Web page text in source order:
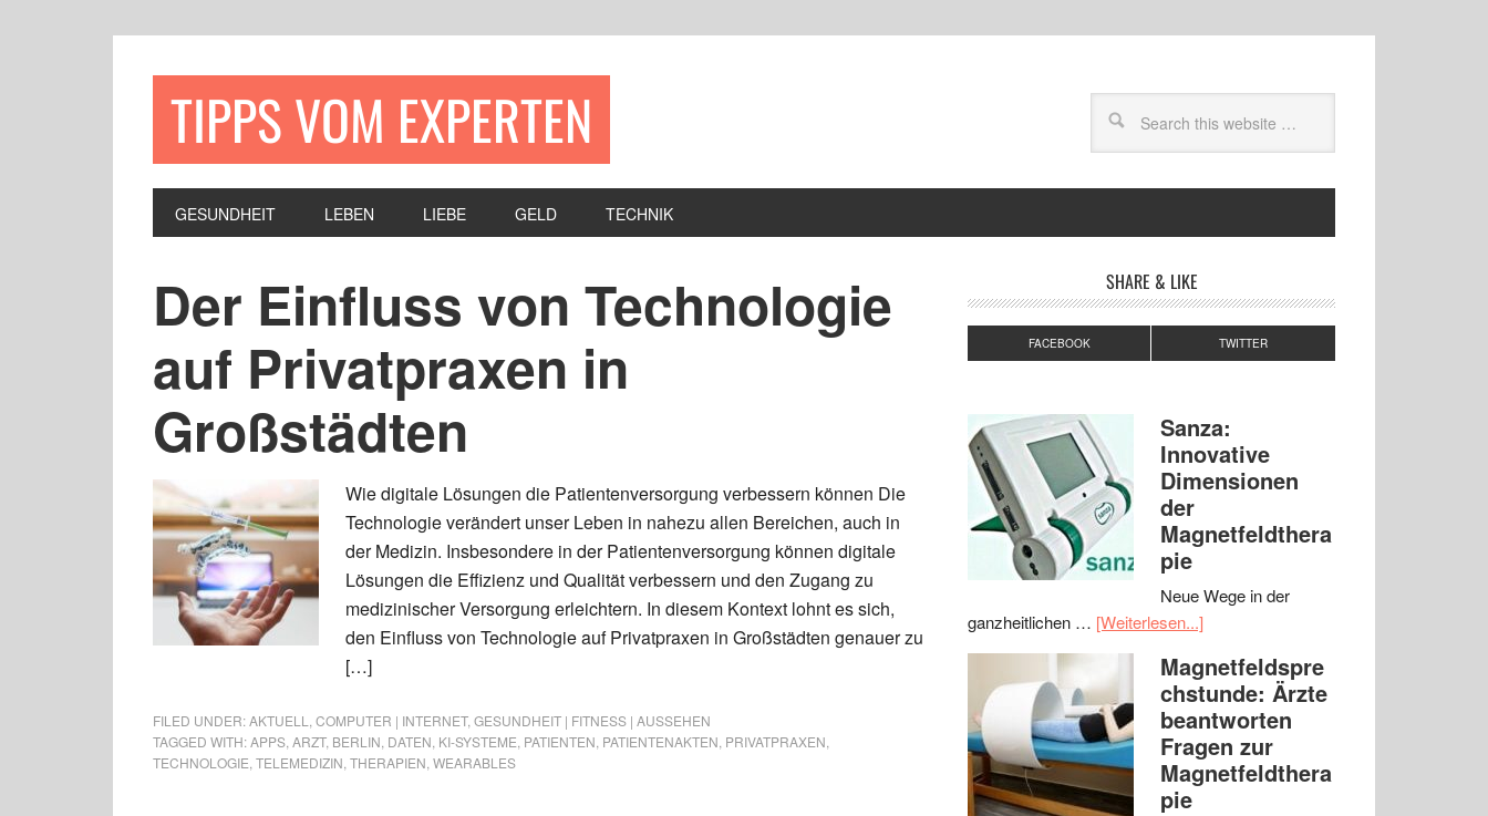
TIPPS VOM EXPERTEN
GESUNDHEIT LEBEN LIEBE GELD TECHNIK
Der Einfluss von Technologie
auf Privatpraxen in
Großstädten
Wie digitale Lösungen die Patientenversorgung verbessern können Die
Technologie verändert unser Leben in nahezu allen Bereichen, auch in
der Medizin. Insbesondere in der Patientenversorgung können digitale
Lösungen die Effizienz und Qualität verbessern und den Zugang zu
medizinischer Versorgung erleichtern. In diesem Kontext lohnt es sich,
den Einfluss von Technologie auf Privatpraxen in Großstädten genauer zu
[…]
FILED UNDER:AKTUELL COMPUTER | INTERNET, GESUNDHEIT | FITNESS | AUSSEHEN
TAGGED WITH:APPS ARZT, BERLIN DATEN KI-SYSTEME PATIENTEN PATIENTENAKTEN PRIVATPRAXEN
TECHNOLOGIE TELEMEDIZIN THERAPIEN WEARABLES
SHARE & LIKE
FACEBOOK TWITTER
Sanza:
Innovative
Dimensionen
der
Magnetfeldthera
pie
Neue Wege in der
ganzheitlichen … [Weiterlesen...]
Magnetfeldspre
chstunde: Ärzte
beantworten
Fragen zur
Magnetfeldthera
pie